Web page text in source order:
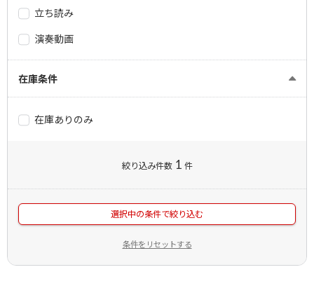
立ち読み
演奏動画
在庫条件
在庫ありのみ
絞り込み件数 1 件
選択中の条件で絞り込む
条件をリセットする